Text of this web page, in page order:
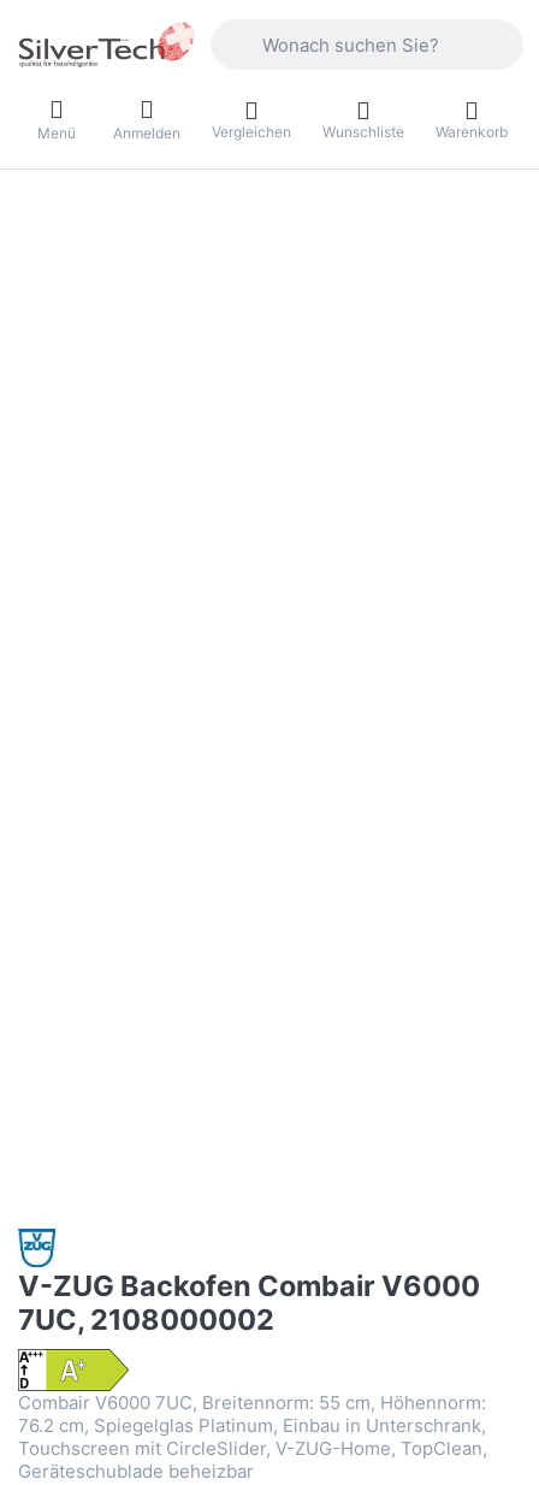
Menü Anmelden Vergleichen Wunschliste Warenkorb
V-ZUG Backofen Combair V6000
7UC, 2108000002
Combair V6000 7UC, Breitennorm: 55 cm, Höhennorm:
76.2 cm, Spiegelglas Platinum, Einbau in Unterschrank,
Touchscreen mit CircleSlider, V-ZUG-Home, TopClean,
Geräteschublade beheizbar